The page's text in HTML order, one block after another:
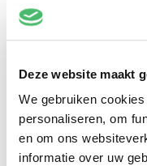
Deze website maakt
We gebruiken
personaliseren, om
en om ons
informatie over uw
Terug
Welke
HEB JE EEN CODE?